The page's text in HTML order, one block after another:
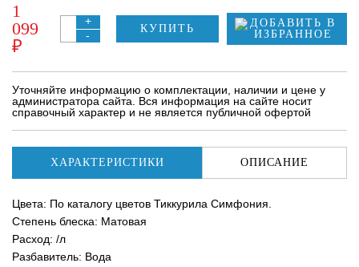
1
099
₽
+
-
КУПИТЬ
Уточняйте информацию о комплектации, наличии и цене у
администратора сайта. Вся информация на сайте носит
справочный характер и не является публичной офертой
ХАРАКТЕРИСТИКИ ОПИСАНИЕ
Цвета: По каталогу цветов Тиккурила Симфония.
Степень блеска: Матовая
Расход: /л
Разбавитель: Вода